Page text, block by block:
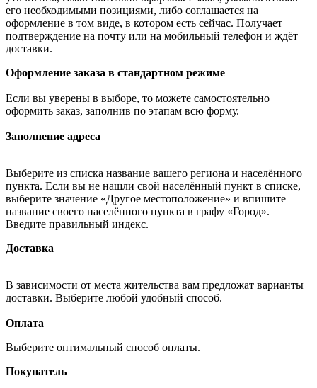
его необходимыми позициями, либо соглашается на
оформление в том виде, в котором есть сейчас. Получает
подтверждение на почту или на мобильный телефон и ждёт
доставки.
Оформление заказа в стандартном режиме
Если вы уверены в выборе, то можете самостоятельно
оформить заказ, заполнив по этапам всю форму.
Заполнение адреса
Выберите из списка название вашего региона и населённого
пункта. Если вы не нашли свой населённый пункт в списке,
выберите значение «Другое местоположение» и впишите
название своего населённого пункта в графу «Город».
Введите правильный индекс.
Доставка
В зависимости от места жительства вам предложат варианты
доставки. Выберите любой удобный способ.
Оплата
Выберите оптимальный способ оплаты.
Покупатель